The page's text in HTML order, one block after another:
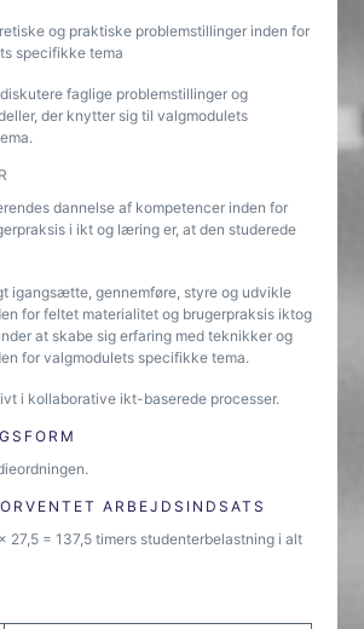
og praktiske problemstillinger inden for
specifikke tema
faglige problemstillinger og
der knytter sig til valgmodulets
dannelse af kompetencer inden for
i ikt og læring er, at den studerede
igangsætte, gennemføre, styre og udvikle
for feltet materialitet og brugerpraksis iktog
at skabe sig erfaring med teknikker og
for valgmodulets specifikke tema.
i kollaborative ikt-baserede processer.
ARBEJDSINDSATS
27,5 = 137,5 timers studenterbelastning i alt